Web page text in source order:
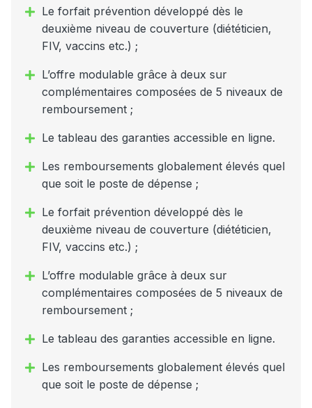
Le forfait prévention développé dès le
deuxième niveau de couverture (diététicien,
FIV, vaccins etc.) ;
L’offre modulable grâce à deux sur
complémentaires composées de 5 niveaux de
remboursement ;
Le tableau des garanties accessible en ligne.
Les remboursements globalement élevés quel
que soit le poste de dépense ;
Le forfait prévention développé dès le
deuxième niveau de couverture (diététicien,
FIV, vaccins etc.) ;
L’offre modulable grâce à deux sur
complémentaires composées de 5 niveaux de
remboursement ;
Le tableau des garanties accessible en ligne.
Les remboursements globalement élevés quel
que soit le poste de dépense ;